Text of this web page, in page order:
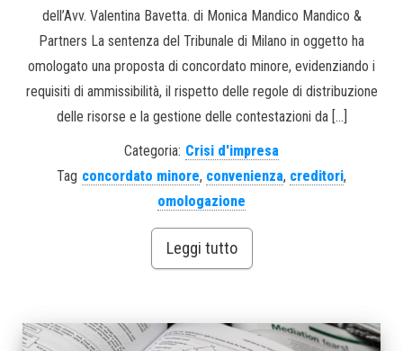
dell’Avv. Valentina Bavetta. di Monica Mandico Mandico &
Partners La sentenza del Tribunale di Milano in oggetto ha
omologato una proposta di concordato minore, evidenziando i
requisiti di ammissibilità, il rispetto delle regole di distribuzione
delle risorse e la gestione delle contestazioni da […]
Categoria: Crisi d'impresa
Tag concordato minore, convenienza, creditori,
omologazione
Leggi tutto